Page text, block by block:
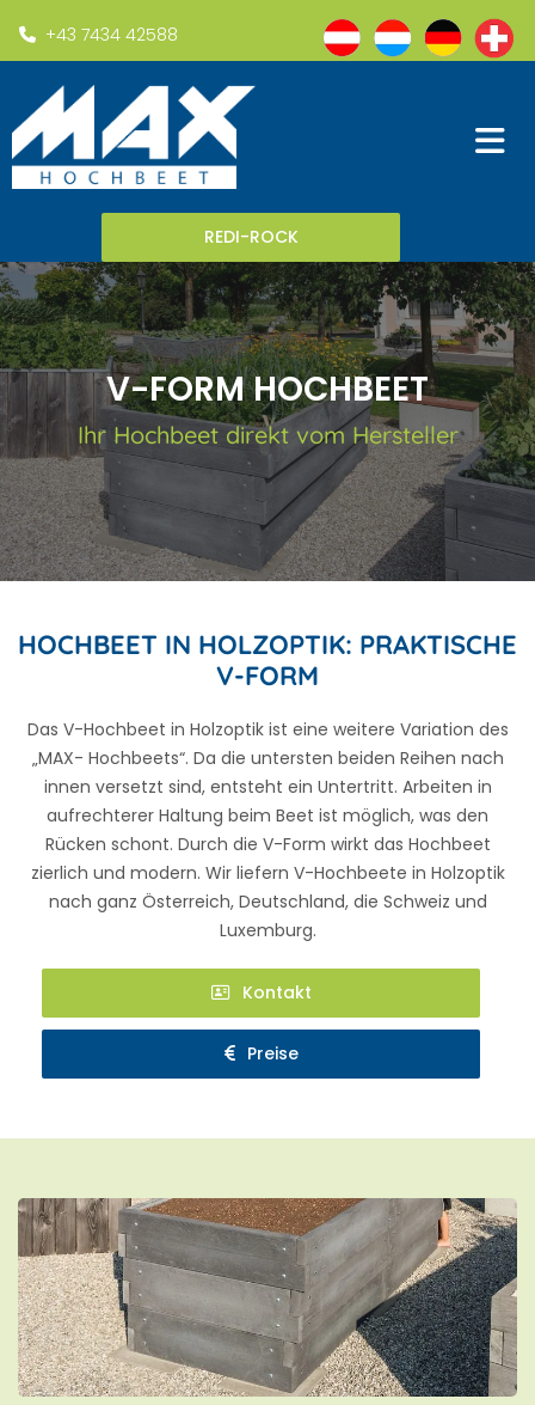
 +43 7434 42588
REDI-ROCK
V-FORM HOCHBEET
Ihr Hochbeet direkt vom Hersteller
HOCHBEET IN HOLZOPTIK: PRAKTISCHE
V-FORM
Das V-Hochbeet in Holzoptik ist eine weitere Variation des
„MAX- Hochbeets“. Da die untersten beiden Reihen nach
innen versetzt sind, entsteht ein Untertritt. Arbeiten in
aufrechterer Haltung beim Beet ist möglich, was den
Rücken schont. Durch die V-Form wirkt das Hochbeet
zierlich und modern. Wir liefern V-Hochbeete in Holzoptik
nach ganz Österreich, Deutschland, die Schweiz und
Luxemburg.
Kontakt
Preise